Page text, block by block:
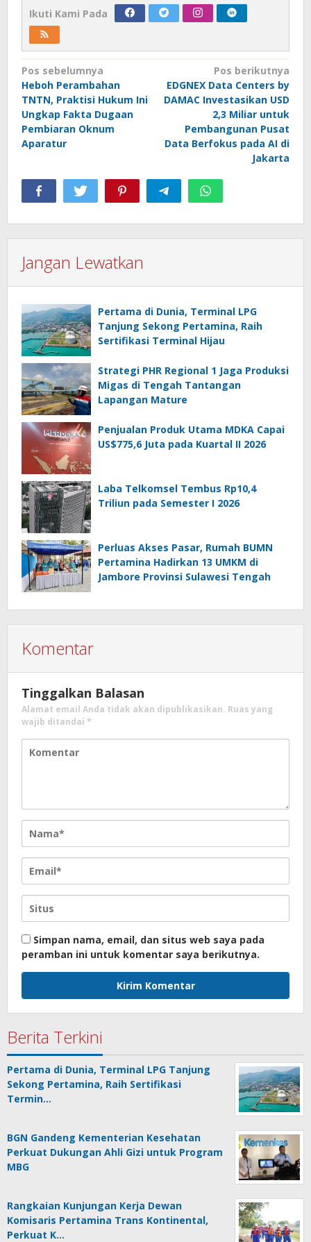
Ikuti Kami Pada
Navigasi
pos
Pos sebelumnya
Heboh Perambahan
TNTN, Praktisi Hukum Ini
Ungkap Fakta Dugaan
Pembiaran Oknum
Aparatur
Pos berikutnya
EDGNEX Data Centers by
DAMAC Investasikan USD
2,3 Miliar untuk
Pembangunan Pusat
Data Berfokus pada AI di
Jakarta
Jangan Lewatkan
Pertama di Dunia, Terminal LPG
Tanjung Sekong Pertamina, Raih
Sertifikasi Terminal Hijau
Strategi PHR Regional 1 Jaga Produksi
Migas di Tengah Tantangan
Lapangan Mature
Penjualan Produk Utama MDKA Capai
US$775,6 Juta pada Kuartal II 2026
Laba Telkomsel Tembus Rp10,4
Triliun pada Semester I 2026
Perluas Akses Pasar, Rumah BUMN
Pertamina Hadirkan 13 UMKM di
Jambore Provinsi Sulawesi Tengah
Komentar
Tinggalkan Balasan
Alamat email Anda tidak akan dipublikasikan. Ruas yang
wajib ditandai *
Simpan nama, email, dan situs web saya pada
peramban ini untuk komentar saya berikutnya.
Berita Terkini
Pertama di Dunia, Terminal LPG Tanjung
Sekong Pertamina, Raih Sertifikasi
Termin…
BGN Gandeng Kementerian Kesehatan
Perkuat Dukungan Ahli Gizi untuk Program
MBG
Rangkaian Kunjungan Kerja Dewan
Komisaris Pertamina Trans Kontinental,
Perkuat K…